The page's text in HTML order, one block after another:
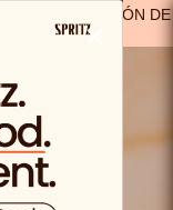
(A EXCEPCIÓN DE
×